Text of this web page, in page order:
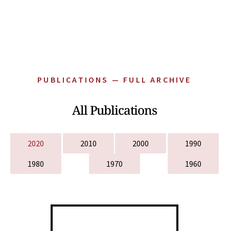
PUBLICATIONS — FULL ARCHIVE
All Publications
2020 2010 2000
1990
1980
1970 1960